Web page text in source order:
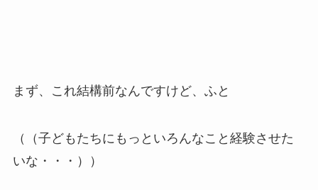
まず、これ結構前なんですけど、ふと
（（子どもたちにもっといろんなこと経験させた
いな・・・））